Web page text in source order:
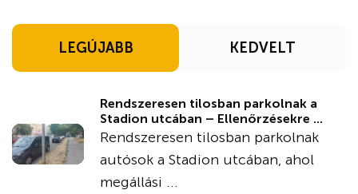
LEGÚJABB KEDVELT
Rendszeresen tilosban parkolnak a
Stadion utcában – Ellenőrzésekre ...
Rendszeresen tilosban parkolnak
autósok a Stadion utcában, ahol
megállási ...